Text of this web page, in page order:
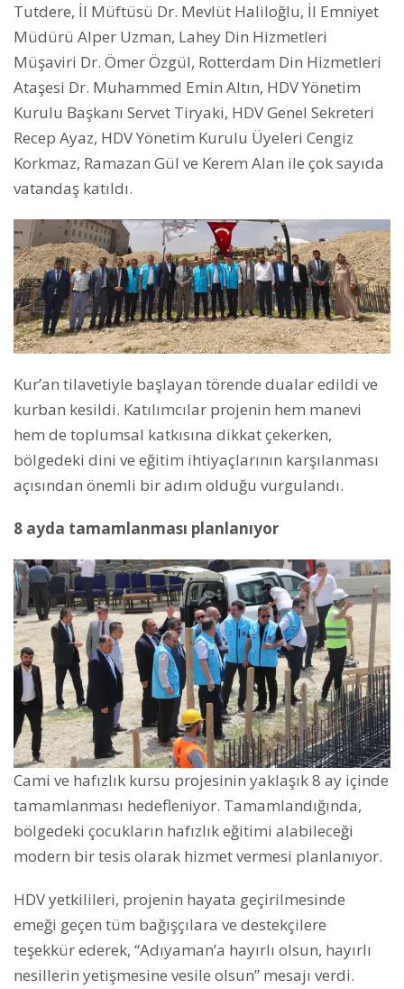
Tutdere, İl Müftüsü Dr. Mevlüt Haliloğlu, İl Emniyet
Müdürü Alper Uzman, Lahey Din Hizmetleri
Müşaviri Dr. Ömer Özgül, Rotterdam Din Hizmetleri
Ataşesi Dr. Muhammed Emin Altın, HDV Yönetim
Kurulu Başkanı Servet Tiryaki, HDV Genel Sekreteri
Recep Ayaz, HDV Yönetim Kurulu Üyeleri Cengiz
Korkmaz, Ramazan Gül ve Kerem Alan ile çok sayıda
vatandaş katıldı.
Kur’an tilavetiyle başlayan törende dualar edildi ve
kurban kesildi. Katılımcılar projenin hem manevi
hem de toplumsal katkısına dikkat çekerken,
bölgedeki dini ve eğitim ihtiyaçlarının karşılanması
açısından önemli bir adım olduğu vurgulandı.
8 ayda tamamlanması planlanıyor
Cami ve hafızlık kursu projesinin yaklaşık 8 ay içinde
tamamlanması hedefleniyor. Tamamlandığında,
bölgedeki çocukların hafızlık eğitimi alabileceği
modern bir tesis olarak hizmet vermesi planlanıyor.
HDV yetkilileri, projenin hayata geçirilmesinde
emeği geçen tüm bağışçılara ve destekçilere
teşekkür ederek, “Adıyaman’a hayırlı olsun, hayırlı
nesillerin yetişmesine vesile olsun” mesajı verdi.